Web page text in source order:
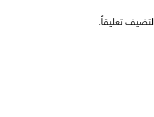
لتضيف تعليقاً.